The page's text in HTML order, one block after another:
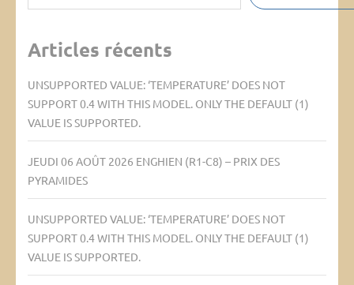
Articles récents
UNSUPPORTED VALUE: ‘TEMPERATURE’ DOES NOT
SUPPORT 0.4 WITH THIS MODEL. ONLY THE DEFAULT (1)
VALUE IS SUPPORTED.
JEUDI 06 AOÛT 2026 ENGHIEN (R1-C8) – PRIX DES
PYRAMIDES
UNSUPPORTED VALUE: ‘TEMPERATURE’ DOES NOT
SUPPORT 0.4 WITH THIS MODEL. ONLY THE DEFAULT (1)
VALUE IS SUPPORTED.